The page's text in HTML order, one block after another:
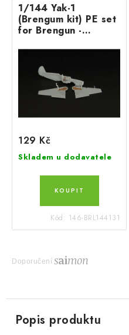
1/144 Yak-1
(Brengum kit) PE set
for Brengun -
129 Kč
Skladem u dodavatele
Kód: 146-BRL144131
Doporučení
Popis produktu